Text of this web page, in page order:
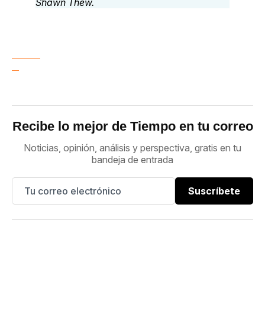
Recibe lo mejor de Tiempo en tu correo
Noticias, opinión, análisis y perspectiva, gratis en tu
bandeja de entrada
Suscríbete